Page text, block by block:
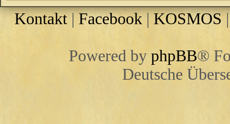
Kontakt|Facebook|KOSMOS
Powered by phpBB®
Deutsche